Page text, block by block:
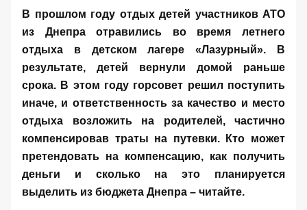
В прошлом году отдых детей участников АТО
из Днепраотравились во время летнего
отдыха в детском лагере «Лазурный». В
результате, детей вернули домой раньше
срока. В этом году горсовет решил поступить
иначе, и ответственность за качество и место
отдыха возложить на родителей, частично
компенсировав траты на путевки. Кто может
претендовать на компенсацию, как получить
деньги и сколько на это планируется
выделить из бюджета Днепра – читайте.